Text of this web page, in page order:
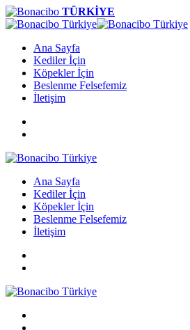
TÜRKİYE
Ana Sayfa
Kediler İçin
Köpekler İçin
Beslenme Felsefemiz
İletişim
Ana Sayfa
Kediler İçin
Köpekler İçin
Beslenme Felsefemiz
İletişim